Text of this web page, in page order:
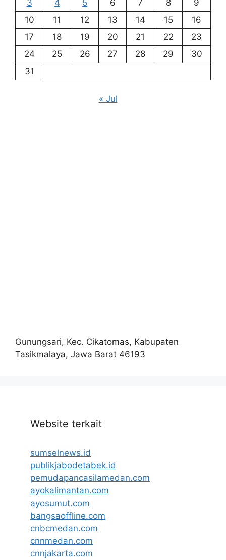
3
4 5 6 7 8
9
10
11 12 13 14 15
16
17
18 19 20 21 22
23
24
25 26 27 28 29
30
31
« Jul
Gunungsari, Kec. Cikatomas, Kabupaten
Tasikmalaya, Jawa Barat 46193
Website terkait
sumselnews.id
publikjabodetabek.id
pemudapancasilamedan.com
ayokalimantan.com
ayosumut.com
bangsaoffline.com
cnbcmedan.com
cnnmedan.com
cnnjakarta.com